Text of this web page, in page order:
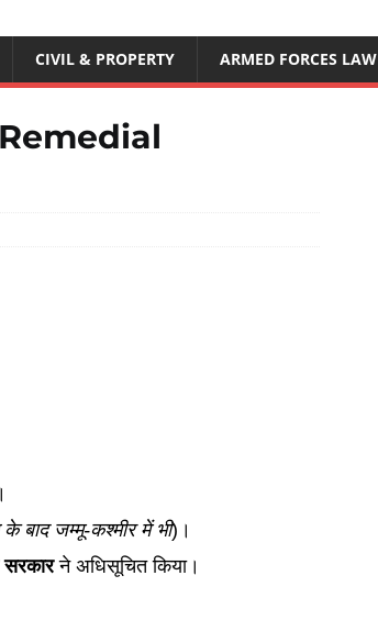
CIVIL & PROPERTY ARMED FORCES LAW
बाद जम्मू-कश्मीर में भी)।
ने अधिसूचित किया।